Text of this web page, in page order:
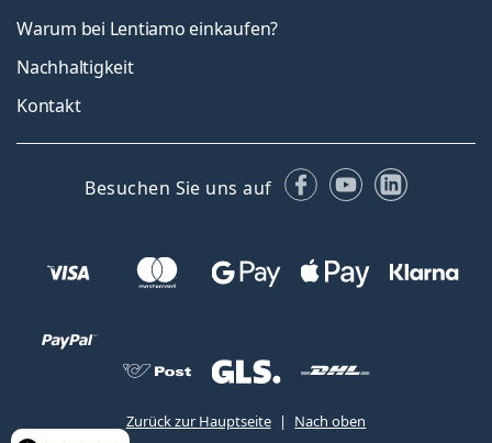
Warum bei Lentiamo einkaufen?
Nachhaltigkeit
Kontakt
Besuchen Sie uns auf Facebook
YouTubeLinkedIn
Zurück zur Hauptseite Nach oben